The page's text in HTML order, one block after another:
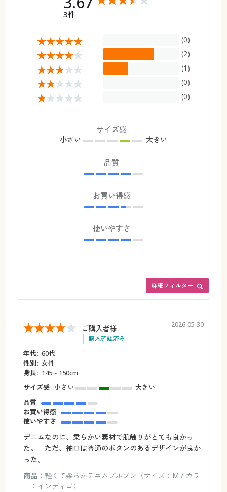
3件
(0)
(2)
(1)
(0)
(0)
サイズ感
小さい 大きい
品質
お買い得感
使いやすさ
詳細フィルター
ご購入者様
購入確認済み
2026-05-30
年代: 60代
性別: 女性
身長: 145～150cm
サイズ感 小さい
大きい
品質
お買い得感
使いやすさ
デニムなのに、柔らかい素材で肌触りがとても良かっ
た。 ただ、袖口は普通のボタンのあるデザインが良か
った。
商品： 軽くて柔らかデニムブルゾン（サイズ：M / カラ
ー：インディゴ）